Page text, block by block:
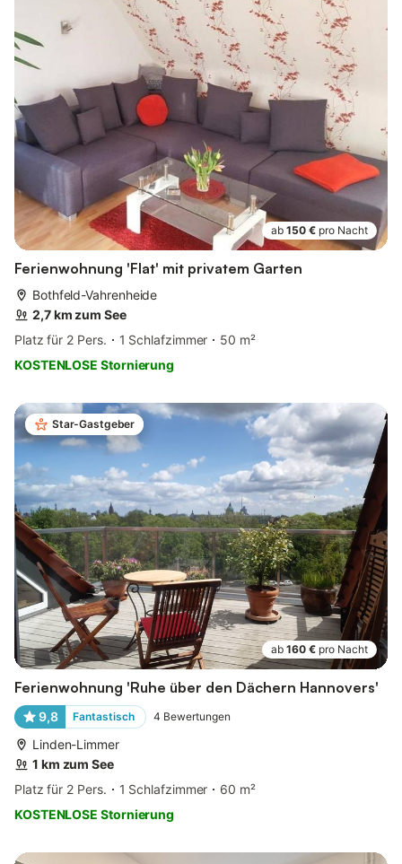
ab 150 € pro Nacht
Ferienwohnung 'Flat' mit privatem Garten
Bothfeld-Vahrenheide
2,7 km zum See
Platz für 2 Pers.
1 Schlafzimmer
50 m²
KOSTENLOSE Stornierung
Star-Gastgeber
ab 160 € pro Nacht
Ferienwohnung 'Ruhe über den Dächern Hannovers'
9,8 Fantastisch 4 Bewertungen
Linden-Limmer
1 km zum See
Platz für 2 Pers.
1 Schlafzimmer
60 m²
KOSTENLOSE Stornierung